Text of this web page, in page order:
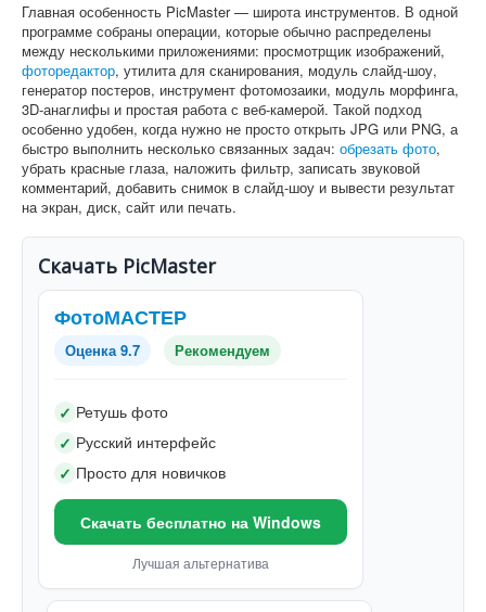
Главная особенность PicMaster — широта инструментов. В одной
программе собраны операции, которые обычно распределены
между несколькими приложениями: просмотрщик изображений,
фоторедактор, утилита для сканирования, модуль слайд-шоу,
генератор постеров, инструмент фотомозаики, модуль морфинга,
3D-анаглифы и простая работа с веб-камерой. Такой подход
особенно удобен, когда нужно не просто открыть JPG или PNG, а
быстро выполнить несколько связанных задач: обрезать фото,
убрать красные глаза, наложить фильтр, записать звуковой
комментарий, добавить снимок в слайд-шоу и вывести результат
на экран, диск, сайт или печать.
Скачать PicMaster
ФотоМАСТЕР
Оценка 9.7 Рекомендуем
✓ Ретушь фото
✓ Русский интерфейс
✓ Просто для новичков
Скачать бесплатно на Windows
Лучшая альтернатива